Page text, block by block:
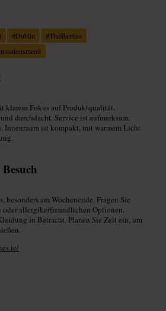
#Dublin #Theliberties
klarem Fokus auf Produktqualität.
durchdacht. Service ist aufmerksam,
Innenraum ist kompakt, mit warmem Licht
besonders am Wochenende. Fragen Sie
oder allergikerfreundlichen Optionen.
in Betracht. Planen Sie Zeit ein, um